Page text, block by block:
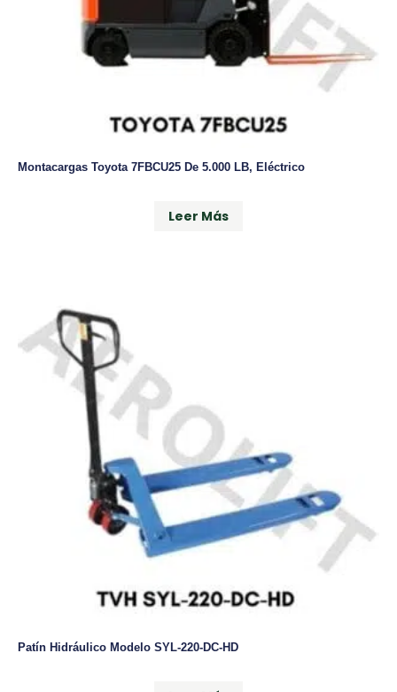
Montacargas Toyota 7FBCU25 De 5.000 LB, Eléctrico
Leer Más
Patín Hidráulico Modelo SYL-220-DC-HD